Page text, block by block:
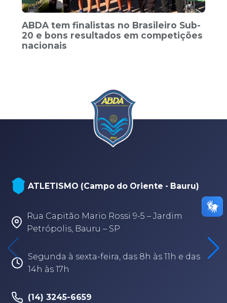
ABDA tem finalistas no Brasileiro Sub-
20 e bons resultados em competições
nacionais
ATLETISMO (Campo do Oriente - Bauru)
Rua Capitão Mario Rossi 9-5 – Jardim
Petrópolis, Bauru – SP
Segunda à sexta-feira, das 8h às 11h e das
14h às 17h
(14) 3245-6659